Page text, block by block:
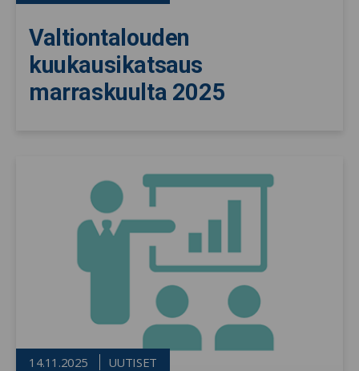
Valtiontalouden
kuukausikatsaus
marraskuulta 2025
14.11.2025 UUTISET